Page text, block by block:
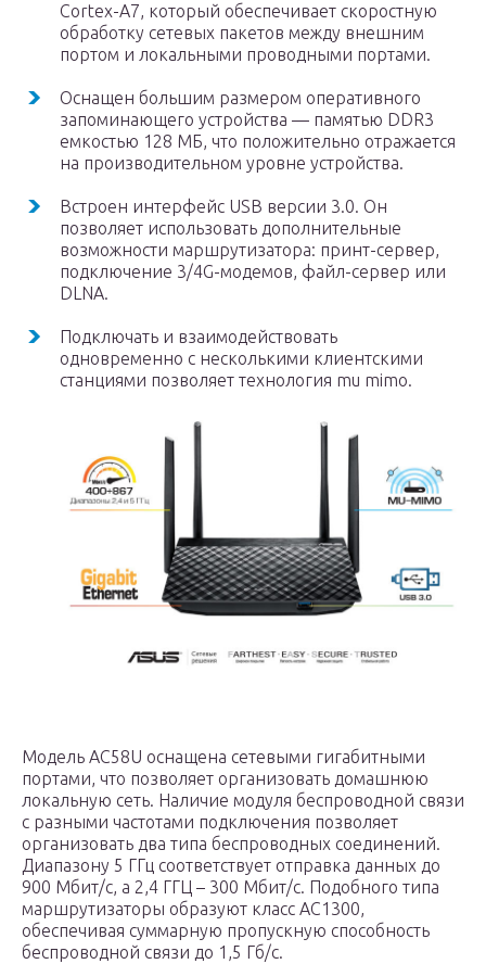
Cortex-A7, который обеспечивает скоростную
обработку сетевых пакетов между внешним
портом и локальными проводными портами.
Оснащен большим размером оперативного
запоминающего устройства — памятью DDR3
емкостью 128 МБ, что положительно отражается
на производительном уровне устройства.
Встроен интерфейс USB версии 3.0. Он
позволяет использовать дополнительные
возможности маршрутизатора: принт-сервер,
подключение 3/4G-модемов, файл-сервер или
DLNA.
Подключать и взаимодействовать
одновременно с несколькими клиентскими
станциями позволяет технология mu mimo.
Модель AC58U оснащена сетевыми гигабитными
портами, что позволяет организовать домашнюю
локальную сеть. Наличие модуля беспроводной связи
с разными частотами подключения позволяет
организовать два типа беспроводных соединений.
Диапазону 5 ГГц соответствует отправка данных до
900 Мбит/с, а 2,4 ГГЦ – 300 Мбит/с. Подобного типа
маршрутизаторы образуют класс AC1300,
обеспечивая суммарную пропускную способность
беспроводной связи до 1,5 Гб/с.